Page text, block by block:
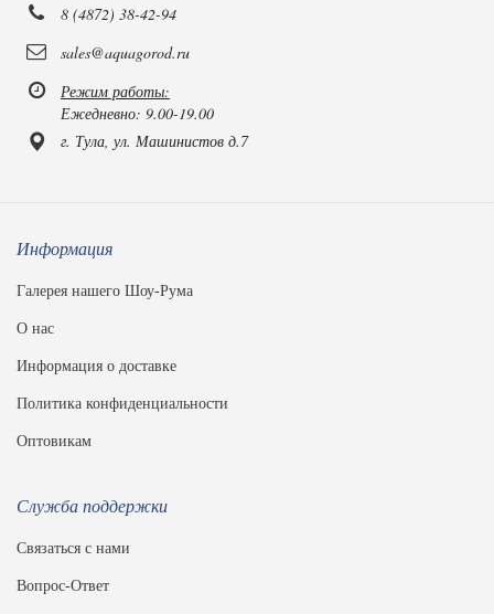
8 (4872) 38-42-94
sales@aquagorod.ru
Режим работы:
Ежедневно: 9.00-19.00
г. Тула, ул. Машинистов д.7
Информация
Галерея нашего Шоу-Рума
О нас
Информация о доставке
Политика конфиденциальности
Оптовикам
Служба поддержки
Связаться с нами
Вопрос-Ответ